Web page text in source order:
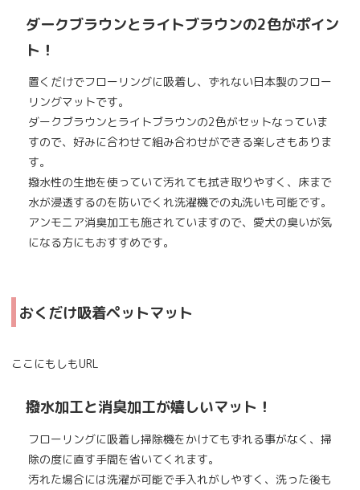
ダークブラウンとライトブラウンの2色がポイン
ト！
置くだけでフローリングに吸着し、ずれない日本製のフロー
リングマットです。
ダークブラウンとライトブラウンの2色がセットなっていま
すので、好みに合わせて組み合わせができる楽しさもありま
す。
撥水性の生地を使っていて汚れても拭き取りやすく、床まで
水が浸透するのを防いでくれ洗濯機での丸洗いも可能です。
アンモニア消臭加工も施されていますので、愛犬の臭いが気
になる方にもおすすめです。
おくだけ吸着ペットマット
ここにもしもURL
撥水加工と消臭加工が嬉しいマット！
フローリングに吸着し掃除機をかけてもずれる事がなく、掃
除の度に直す手間を省いてくれます。
汚れた場合には洗濯が可能で手入れがしやすく、洗った後も